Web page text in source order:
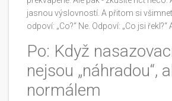
jasnou výslovností. A přitom si
odpoví: „Co?“ Ne. Odpoví: „Co jsi
Po: Když
nejsou „náhradou“,
normálem